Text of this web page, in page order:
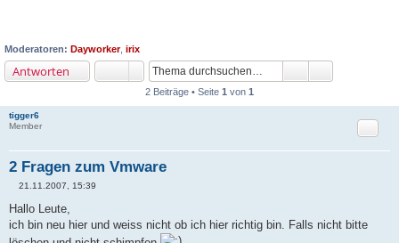
Moderatoren: Dayworker, irix
Antworten
2 Beiträge • Seite 1 von 1
tigger6
Member
2 Fragen zum Vmware
Zitat
e
i
t
21.11.2007, 15:39
Hallo Leute,
ich bin neu hier und weiss nicht ob ich hier richtig bin. Falls nicht bitte